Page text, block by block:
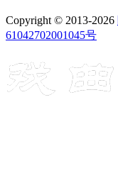
Copyright © 2013-2026
61042702001045号